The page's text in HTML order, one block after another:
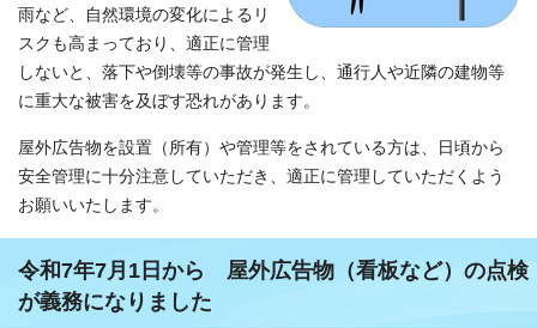
雨など、自然環境の変化によるリ
スクも高まっており、適正に管理
しないと、落下や倒壊等の事故が発生し、通行人や近隣の建物等
に重大な被害を及ぼす恐れがあります。
屋外広告物を設置（所有）や管理等をされている方は、日頃から
安全管理に十分注意していただき、適正に管理していただくよう
お願いいたします。
令和7年7月1日から 屋外広告物（看板など）の点検
が義務になりました